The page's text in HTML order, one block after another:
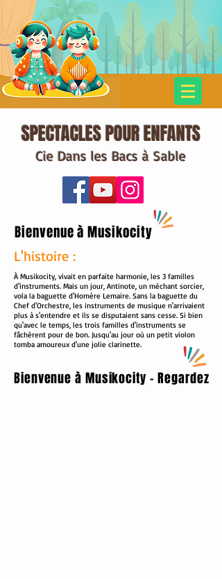
SPECTACLES POUR ENFANTS
Cie Dans les Bacs à Sable
Bienvenue à Musikocity
L'histoire :
À Musikocity, vivait en parfaite harmonie, les 3 familles
d'instruments. Mais un jour, Antinote, un méchant sorcier,
vola la baguette d'Homère Lemaire. Sans la baguette du
Chef d'Orchestre, les instruments de musique n'arrivaient
plus à s'entendre et ils se disputaient sans cesse. Si bien
qu'avec le temps, les trois familles d'instruments se
fâchèrent pour de bon. Jusqu'au jour où un petit violon
tomba amoureux d'une jolie clarinette.
Bienvenue à Musikocity - Regardez